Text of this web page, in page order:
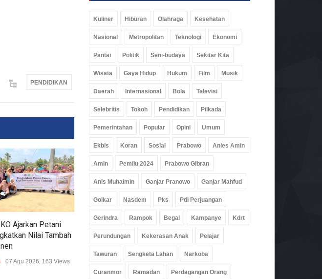
PENDIDIKAN
Ajarkan Petani
Nilai Tambah
07 Agu 2026, 163 Views
Tubaba Luncurkan Gerakan
Kuliner Hiburan Olahraga Kesehatan
Nasional Metropolitan Teknologi Ekonomi
Pantai Politik Seni-budaya Sekitar Kita
Wisata Gaya Hidup Hukum Film Musik
Daerah Internasional Bola Televisi
Selebritis Tokoh Pendidikan Pilkada
Pemerintahan Popular Opini Umum
Ekbis Koran Sosial Prabowo Anies Amin
Amin Pemilu 2024 Prabowo Gibran
Anis Muhaimin Ganjar Pranowo Ganjar Mahfud
Golkar Nasdem Pks Pdi Perjuangan
Gerindra Rampok Begal Kampanye Kdrt
Perundungan Kekerasan Anak Pelajar
Tawuran Sengketa Lahan Narkoba
Curanmor Ramadan Perdagangan Orang